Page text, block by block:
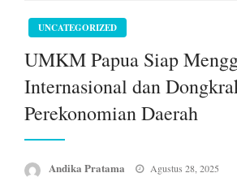
UNCATEGORIZED
UMKM Papua Siap
Internasional dan
Perekonomian Daerah
Andika Pratama
Posted
Agustus 28, 2025